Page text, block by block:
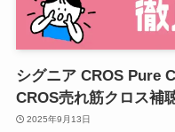
シグニア CROS Pure
CROS売れ筋クロス補
2025年9月13日